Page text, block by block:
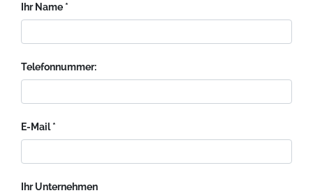
Ihr Name
Telefonnummer:
E-Mail
Ihr Unternehmen